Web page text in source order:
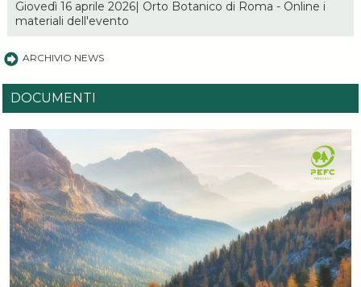
Giovedì 16 aprile 2026| Orto Botanico di Roma - Online i
materiali dell'evento
ARCHIVIO NEWS
DOCUMENTI